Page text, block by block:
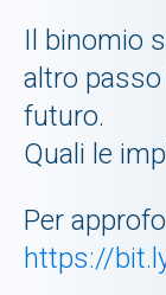
Il binomio
altro
futuro.
Quali le
Per
https://